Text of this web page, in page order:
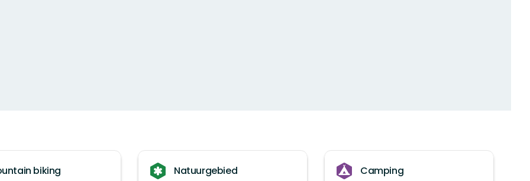
biking Natuurgebied Camping